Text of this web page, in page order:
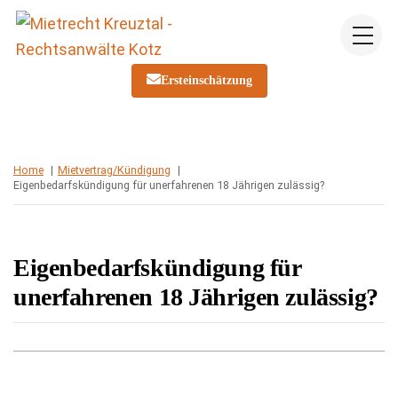
Skip
Ersteinschätzung
Home
Mietvertrag/Kündigung
Eigenbedarfskündigung für unerfahrenen 18 Jährigen zulässig?
Eigenbedarfskündigung für
unerfahrenen 18 Jährigen zulässig?